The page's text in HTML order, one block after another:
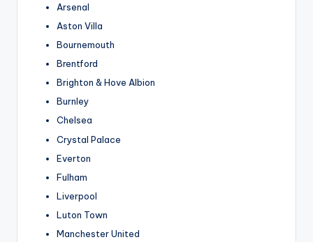
Arsenal
Aston Villa
Bournemouth
Brentford
Brighton & Hove Albion
Burnley
Chelsea
Crystal Palace
Everton
Fulham
Liverpool
Luton Town
Manchester United